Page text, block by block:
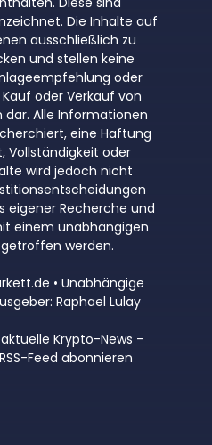
Die Inhalte auf
ausschließlich zu
und stellen keine
oder
oder Verkauf von
Alle Informationen
eine Haftung
Vollständigkeit oder
wird jedoch nicht
eigener Recherche und
einem unabhängigen
werden.
• Unabhängige
Raphael Lulay
Krypto-News –
Feed abonnieren